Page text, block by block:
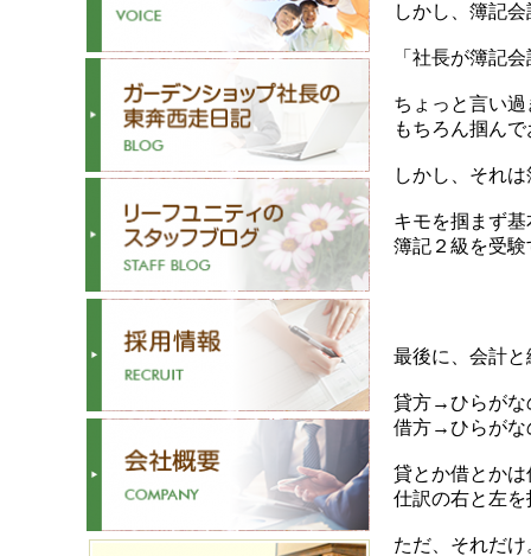
しかし、簿記
「社長が簿記
ちょっと言い過
もちろん掴ん
しかし、それ
キモを掴まず
簿記２級を受験
最後に、会計と
貸方→ひらがな
借方→ひらがな
貸とか借とかは
仕訳の右と左を
ただ、それだけ